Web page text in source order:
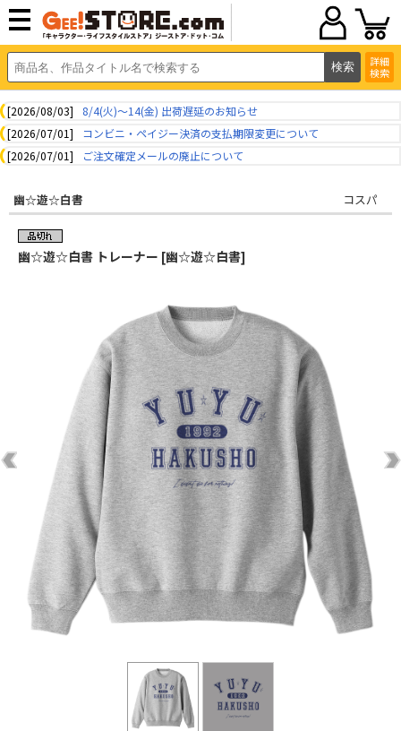
詳細
検索
[2026/08/03]
8/4(火)～14(金) 出荷遅延のお知らせ
[2026/07/01]
コンビニ・ペイジー決済の支払期限変更について
[2026/07/01]
ご注文確定メールの廃止について
幽☆遊☆白書 コスパ
幽☆遊☆白書 トレーナー [幽☆遊☆白書]